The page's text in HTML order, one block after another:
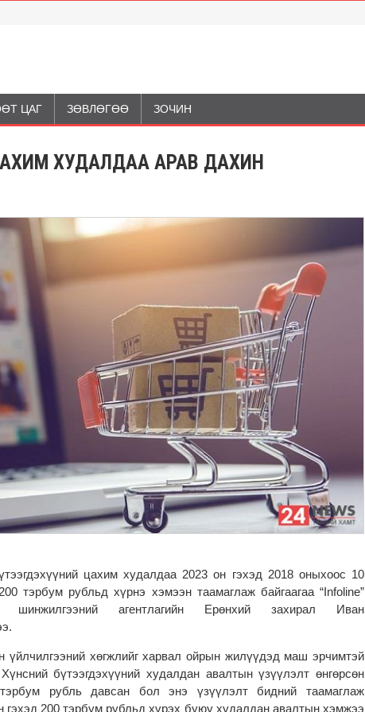
ЦАГ ЗӨВЛӨГӨӨ ЗОЧИН
ЦАХИМ ХУДАЛДАА АРАВ ДАХИН
цахим худалдаа 2023 он гэхэд 2018 оныхоос 10
тэрбум рубльд хүрнэ хэмээн таамаглаж байгаагаа “Infoline”
шинжилгээний агентлагийн Ерөнхий захирал Иван
үйлчилгээний хөгжлийг харвал ойрын жилүүдэд маш эрчимтэй
бүтээгдэхүүний худалдан авалтын үзүүлэлт өнгөрсөн
рубль давсан бол энэ үзүүлэлт бидний таамаглаж
гэхэд 200 тэрбум рубльд хүрэх буюу худалдан авалтын хэмжээ